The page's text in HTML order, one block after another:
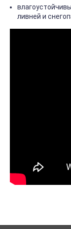
ливней и